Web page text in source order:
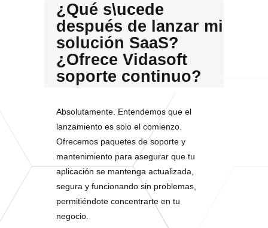
¿Qué s\ucede
después de lanzar mi
solución SaaS?
¿Ofrece Vidasoft
soporte continuo?
Absolutamente. Entendemos que el
lanzamiento es solo el comienzo.
Ofrecemos paquetes de soporte y
mantenimiento para asegurar que tu
aplicación se mantenga actualizada,
segura y funcionando sin problemas,
permitiéndote concentrarte en tu
negocio.